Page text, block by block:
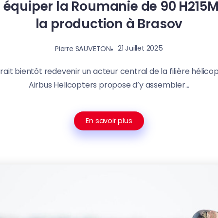
la Roumanie de 90
la production à Brasov
Pierre SAUVETON 21 Juillet 2025
bientôt redevenir un acteur central de la filière
Airbus Helicopters propose d’y assembler...
En savoir plus